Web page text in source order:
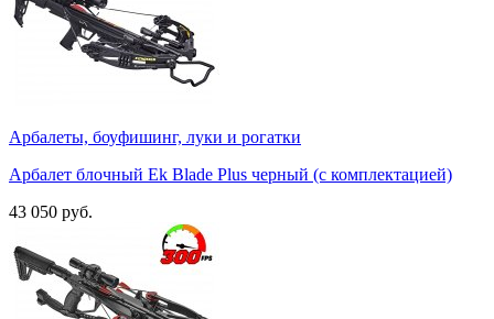
Арбалеты, боуфишинг, луки и рогатки
Арбалет блочный Ek Blade Plus черный (c комплектацией)
43 050 руб.